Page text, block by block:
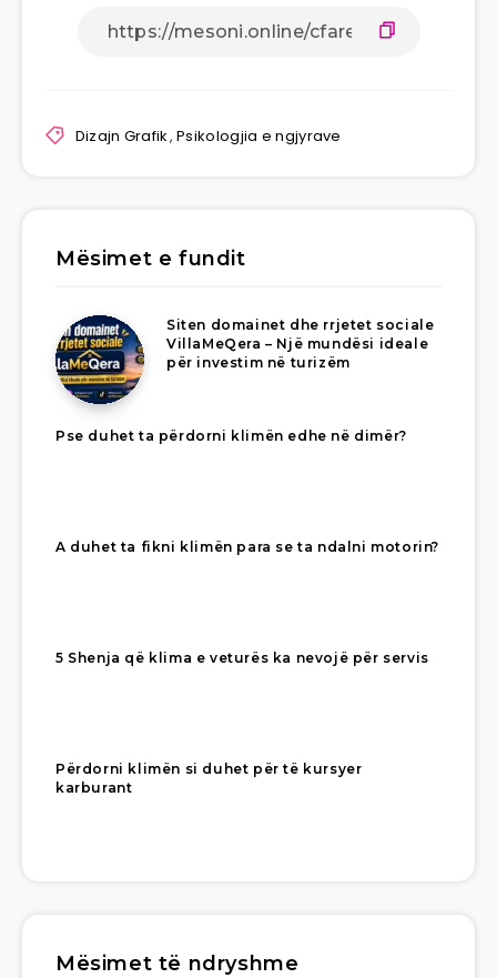
Dizajn Grafik,Psikologjia e ngjyrave
Mësimet e fundit
Siten domainet dhe rrjetet sociale
VillaMeQera – Një mundësi ideale
për investim në turizëm
Pse duhet ta përdorni klimën edhe në dimër?
A duhet ta fikni klimën para se ta ndalni motorin?
5 Shenja që klima e veturës ka nevojë për servis
Përdorni klimën si duhet për të kursyer
karburant
Mësimet të ndryshme